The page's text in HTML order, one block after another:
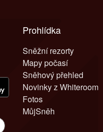
Prohlídka
Sněžní rezorty
Mapy počasí
Sněhový přehled
Novinky z Whiteroom
Fotos
MůjSněh